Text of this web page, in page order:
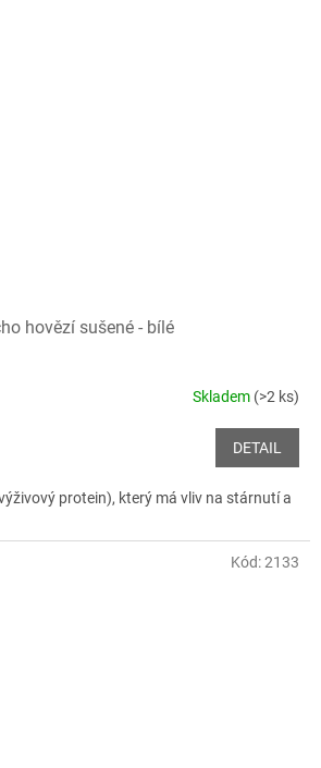
hovězí sušené - bílé
Skladem (>2 ks)
DETAIL
protein), který má vliv na stárnutí a
Kód:2133